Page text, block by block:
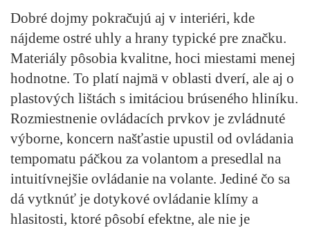
Dobré dojmy pokračujú aj v interiéri, kde
nájdeme ostré uhly a hrany typické pre značku.
Materiály pôsobia kvalitne, hoci miestami menej
hodnotne. To platí najmä v oblasti dverí, ale aj o
plastových lištách s imitáciou brúseného hliníku.
Rozmiestnenie ovládacích prvkov je zvládnuté
výborne, koncern našťastie upustil od ovládania
tempomatu páčkou za volantom a presedlal na
intuitívnejšie ovládanie na volante. Jediné čo sa
dá vytknúť je dotykové ovládanie klímy a
hlasitosti, ktoré pôsobí efektne, ale nie je